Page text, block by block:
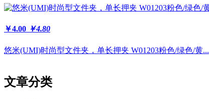
￥4.00 ￥4.80
悠米(UMI)时尚型文件夹，单长押夹 W01203粉色/绿色/黄...
文章分类